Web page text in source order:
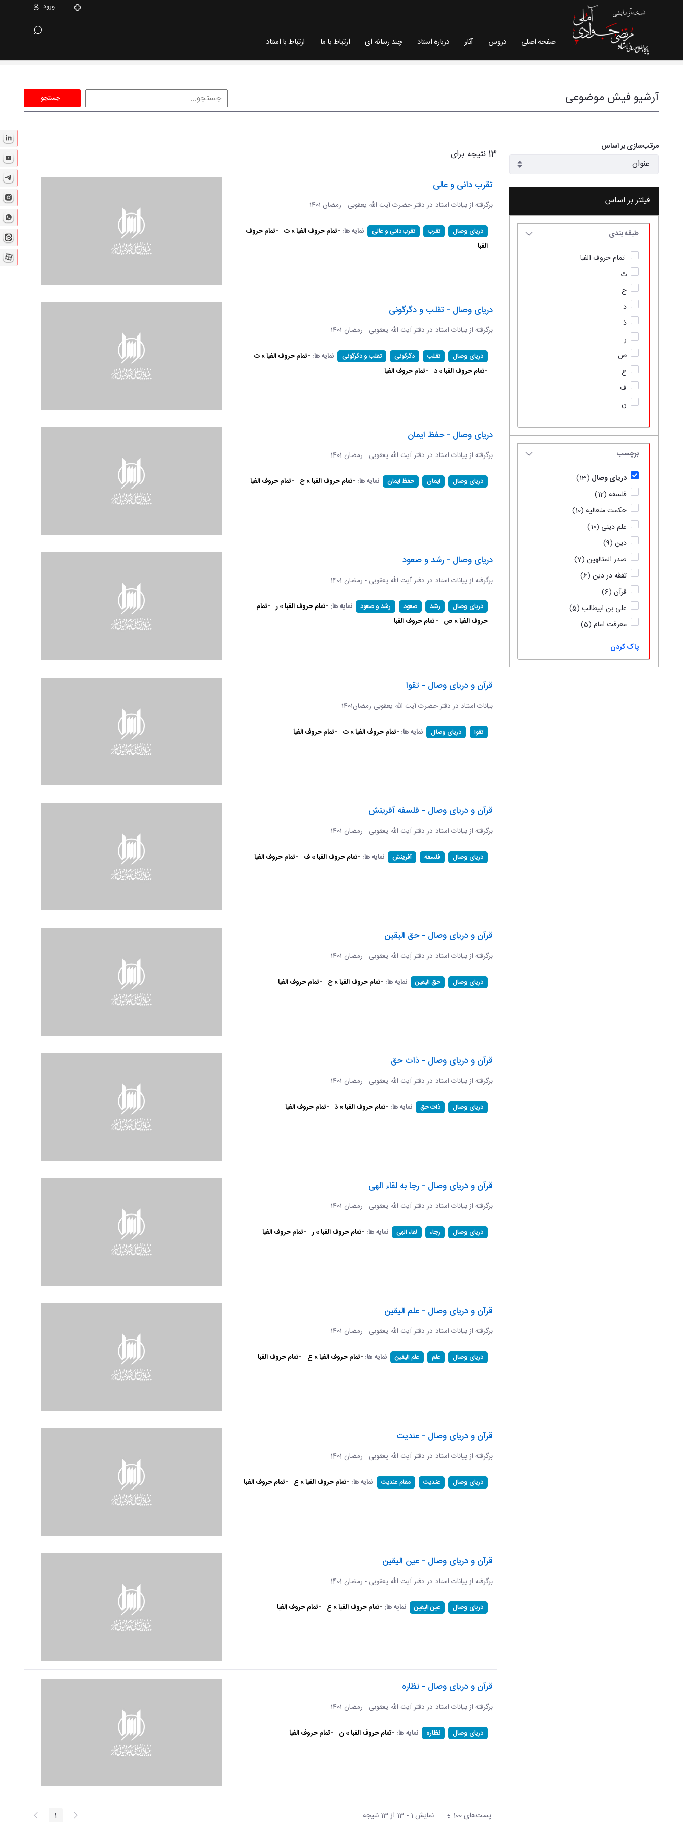
ورود
صفحه اصلی دروس آثار درباره استاد چند رسانه ای ارتباط با ما ارتباط با استاد
آرشیو فیش موضوعی
جستجو
مرتب‌سازی بر اساس
فیلتر بر اساس
طبقه بندی
-تمام حروف الفبا
ت
ح
د
ذ
ر
ص
ع
ف
ن
برچسب
دریای وصال (13)
فلسفه (12)
حکمت متعالیه (10)
علم دینی (10)
دین (9)
صدر المتالهین (7)
تفقه در دین (6)
قرآن (6)
علی بن ابیطالب (5)
معرفت امام (5)
پاک کردن
13 نتیجه برای
تقرب دانی و عالی
برگرفته از بیانات استاد در دفتر حضرت آیت الله یعقوبی - رمضان 1401
دریای وصال تقرب تقرب دانی و عالی نمایه ها: -تمام حروف الفبا » ت -تمام حروف
الفبا
دریای وصال - تقلب و دگرگونی
برگرفته از بیانات استاد در دفتر آیت الله یعقوبی - رمضان 1401
دریای وصال تقلب دگرگونی تقلب و دگرگونی نمایه ها: -تمام حروف الفبا » ت
-تمام حروف الفبا » د -تمام حروف الفبا
دریای وصال - حفظ ایمان
برگرفته از بیانات استاد در دفتر آیت الله یعقوبی - رمضان 1401
دریای وصال ایمان حفظ ایمان نمایه ها: -تمام حروف الفبا » ح -تمام حروف الفبا
دریای وصال - رشد و صعود
برگرفته از بیانات استاد در دفتر آیت الله یعقوبی - رمضان 1401
دریای وصال رشد صعود رشد و صعود نمایه ها: -تمام حروف الفبا » ر -تمام
حروف الفبا » ص -تمام حروف الفبا
قرآن و دریای وصال - تقوا
بیانات استاد در دفتر حضرت آیت الله یعقوبی-رمضان1401
تقوا دریای وصال نمایه ها: -تمام حروف الفبا » ت -تمام حروف الفبا
قرآن و دریای وصال - فلسفه آفرینش
برگرفته از بیانات استاد در دفتر آیت الله یعقوبی - رمضان 1401
دریای وصال فلسفه آفرینش نمایه ها: -تمام حروف الفبا » ف -تمام حروف الفبا
قرآن و دریای وصال - حق الیقین
برگرفته از بیانات استاد در دفتر آِیت الله یعقوبی - رمضان 1401
دریای وصال حق الیقین نمایه ها: -تمام حروف الفبا » ح -تمام حروف الفبا
قرآن و دریای وصال - ذات حق
برگرفته از بیانات استاد در دفتر آیت الله یعقوبی - رمضان 1401
دریای وصال ذات حق نمایه ها: -تمام حروف الفبا » ذ -تمام حروف الفبا
قرآن و دریای وصال - رجا به لقاء الهی
برگرفته از بیانات استاد در دفتر آیت الله یعقوبی - رمضان 1401
دریای وصال رجاء لقاء الهی نمایه ها: -تمام حروف الفبا » ر -تمام حروف الفبا
قرآن و دریای وصال - علم الیقین
برگرفته از بیانات استاد در دفتر آیت الله یعقوبی - رمضان 1401
دریای وصال علم علم الیقین نمایه ها: -تمام حروف الفبا » ع -تمام حروف الفبا
قرآن و دریای وصال - عندیت
برگرفته از بیانات استاد در دفتر آیت الله یعقوبی - رمضان 1401
دریای وصال عندیت مقام عندیت نمایه ها: -تمام حروف الفبا » ع -تمام حروف الفبا
قرآن و دریای وصال - عین الیقین
برگرفته از بیانات استاد در دفتر آیت الله یعقوبی - رمضان 1401
دریای وصال عین الیقین نمایه ها: -تمام حروف الفبا » ع -تمام حروف الفبا
قرآن و دریای وصال - نظاره
برگرفته از بیانات استاد در دفتر آیت الله یعقوبی - رمضان 1401
دریای وصال نظاره نمایه ها: -تمام حروف الفبا » ن -تمام حروف الفبا
پست‌‌های 100هر صفحه نمایش 1 - 13 از 13 نتیجه پیغام صفحه1 صفحه